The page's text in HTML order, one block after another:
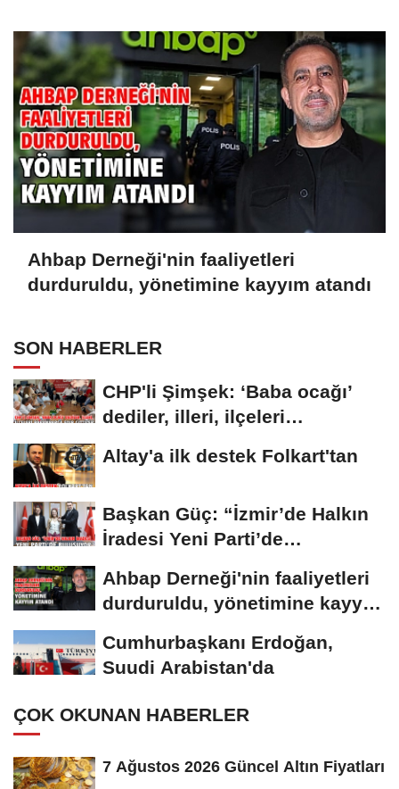
Ahbap Derneği'nin faaliyetleri
durduruldu, yönetimine kayyım atandı
SON HABERLER
CHP'li Şimşek: ‘Baba ocağı’
dediler, illeri, ilçeleri
Altay'a ilk destek Folkart'tan
Başkan Güç: “İzmir’de Halkın
İradesi Yeni Parti’de
Ahbap Derneği'nin faaliyetleri
durduruldu, yönetimine kayyım
Cumhurbaşkanı Erdoğan,
Suudi Arabistan'da
ÇOK OKUNAN HABERLER
7 Ağustos 2026 Güncel Altın Fiyatları